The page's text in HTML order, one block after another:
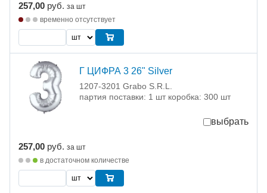
257,00 руб. за шт
временно отсутствует
Г ЦИФРА 3 26" Silver
1207-3201 Grabo S.R.L.
партия поставки: 1 шт коробка: 300 шт
выбрать
257,00 руб. за шт
в достаточном количестве